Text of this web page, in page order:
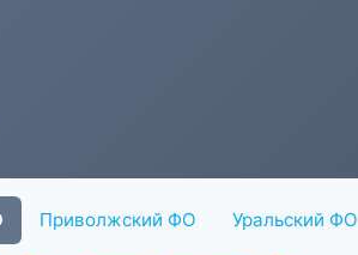
Приволжский ФО Уральский ФО